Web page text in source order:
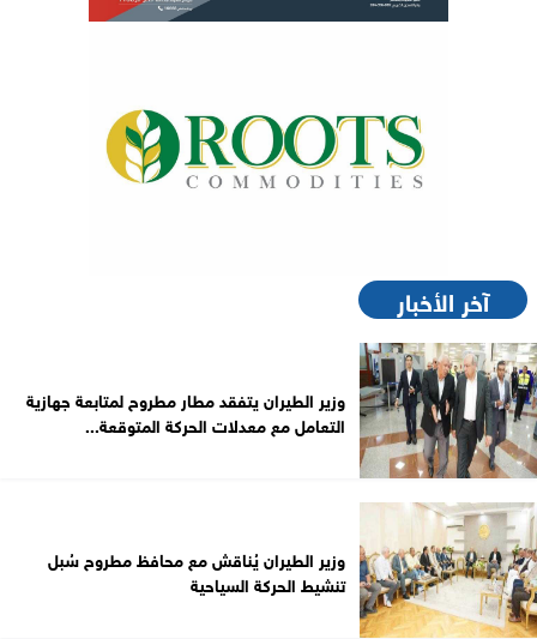
آخر الأخبار
وزير الطيران يتفقد مطار مطروح لمتابعة جهازية
التعامل مع معدلات الحركة المتوقعة...
وزير الطيران يُناقش مع محافظ مطروح سُبل
تنشيط الحركة السياحية